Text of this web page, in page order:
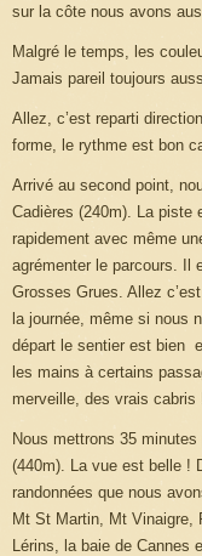
sur la côte nous avons
Malgré le temps, les
Jamais pareil toujours
Allez, c’est reparti
forme, le rythme est bon
Arrivé au second point,
Cadières (240m). La piste
rapidement avec même
agrémenter le parcours. Il
Grosses Grues. Allez
la journée, même si nous
départ le sentier est bien
les mains à certains
merveille, des vrais cabris
Nous mettrons 35
(440m). La vue est belle !
randonnées que nous
Mt St Martin, Mt
Lérins, la baie de